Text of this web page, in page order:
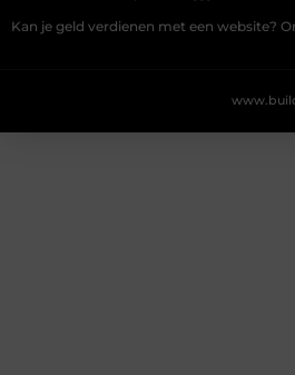
Kan je geld verdienen met een website?